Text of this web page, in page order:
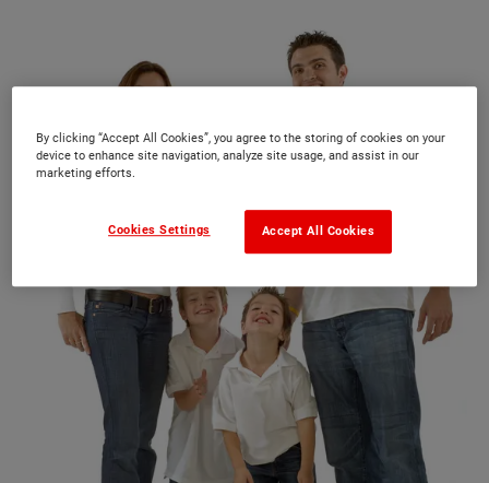
By clicking “Accept All Cookies”, you agree to the storing of cookies on your
device to enhance site navigation, analyze site usage, and assist in our
marketing efforts.
Accept All Cookies
Cookies Settings